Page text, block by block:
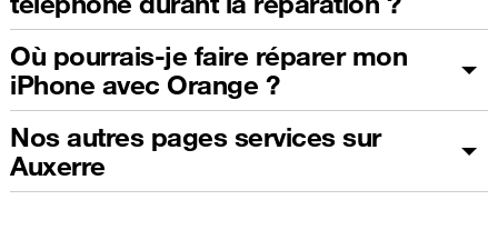
Où pourrais-je faire réparer mon
iPhone avec Orange ?
Nos autres pages services sur
Auxerre